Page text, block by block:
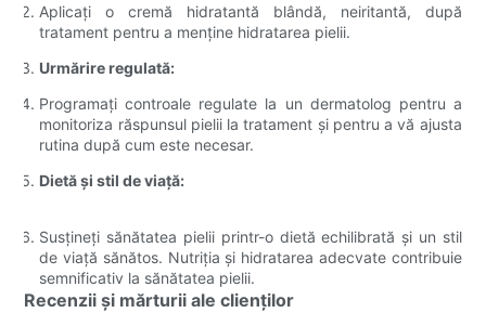
Aplicați o cremă hidratantă blândă, neiritantă, după
tratament pentru a menține hidratarea pielii.
Urmărire regulată:
Programați controale regulate la un dermatolog pentru a
monitoriza răspunsul pielii la tratament și pentru a vă ajusta
rutina după cum este necesar.
Dietă și stil de viață:
Susțineți sănătatea pielii printr-o dietă echilibrată și un stil
de viață sănătos. Nutriția și hidratarea adecvate contribuie
semnificativ la sănătatea pielii.
Recenzii și mărturii ale clienților